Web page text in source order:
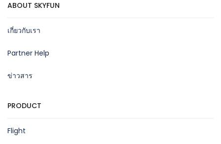
ABOUT SKYFUN
เกี่ยวกับเรา
Partner Help
ข่าวสาร
PRODUCT
Flight